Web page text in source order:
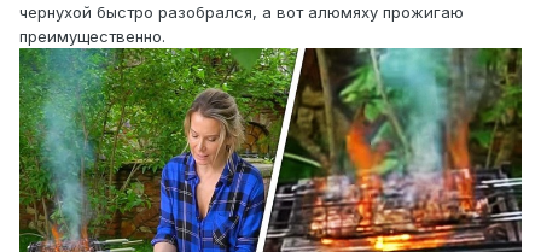
чернухой быстро разобрался, а вот алюмяху прожигаю
преимущественно.